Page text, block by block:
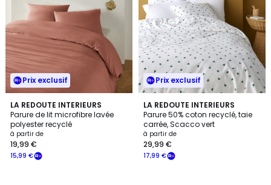
Prix exclusif
LA REDOUTE INTERIEURS
Parure de lit microfibre lavée
polyester recyclé
à partir de
15,99 €
19,99 €
4,8
/ 5
4
Couleurs
Prix exclusif
LA REDOUTE INTERIEURS
Parure 50% coton recyclé, taie
carrée, Scacco vert
à partir de
17,99 €
29,99 €
5
/
5